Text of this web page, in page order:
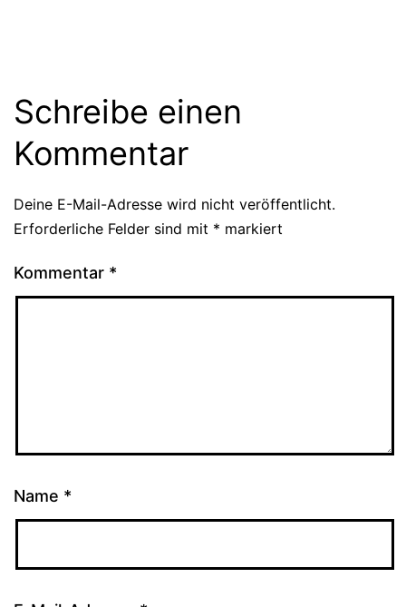
Schreibe einen
Kommentar
Deine E-Mail-Adresse wird nicht veröffentlicht.
Erforderliche Felder sind mit * markiert
Kommentar *
Name *